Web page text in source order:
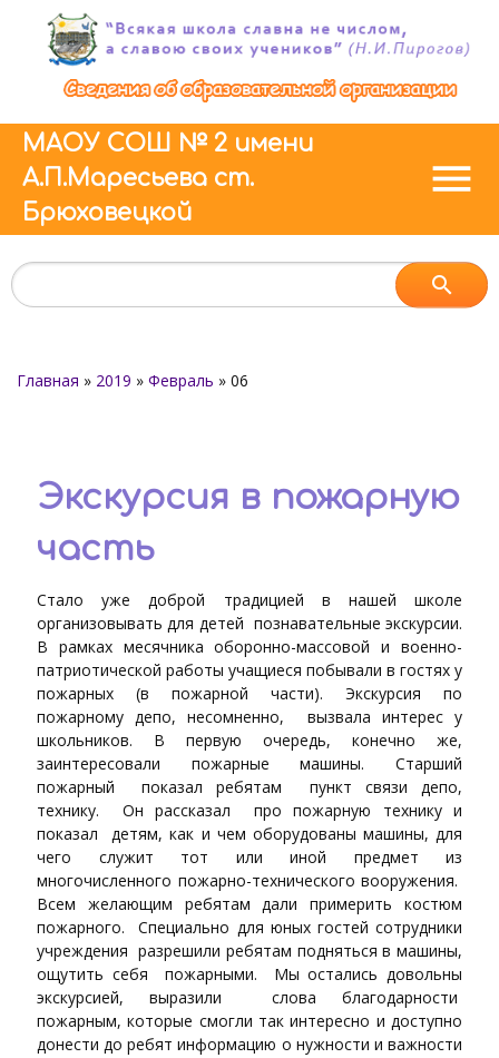
МАОУ СОШ № 2 имени
А.П.Маресьева ст.
Брюховецкой
menu
Главная » 2019 » Февраль » 06
Экскурсия в пожарную
часть
Стало уже доброй традицией в нашей школе
организовывать для детей познавательные экскурсии.
В рамках месячника оборонно-массовой и военно-
патриотической работы учащиеся побывали в гостях у
пожарных (в пожарной части). Экскурсия по
пожарному депо, несомненно, вызвала интерес у
школьников. В первую очередь, конечно же,
заинтересовали пожарные машины. Старший
пожарный показал ребятам пункт связи депо,
технику. Он рассказал про пожарную технику и
показал детям, как и чем оборудованы машины, для
чего служит тот или иной предмет из
многочисленного пожарно-технического вооружения.
Всем желающим ребятам дали примерить костюм
пожарного. Специально для юных гостей сотрудники
учреждения разрешили ребятам подняться в машины,
ощутить себя пожарными. Мы остались довольны
экскурсией, выразили слова благодарности
пожарным, которые смогли так интересно и доступно
донести до ребят информацию о нужности и важности